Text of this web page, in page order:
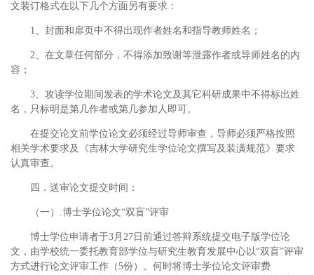
文装订格式在以下几个方面另有要求：
1、封面和扉页中不得出现作者姓名和指导教师姓名；
2、在文章任何部分，不得添加致谢等泄露作者或导师姓名的内
容；
3、攻读学位期间发表的学术论文及其它科研成果中不得标出姓
名，只标明是第几作者或第几参加人即可。
在提交论文前学位论文必须经过导师审查，导师必须严格按照
相关学术要求及《吉林大学研究生学位论文撰写及装潢规范》要求
认真审查。
四．送审论文提交时间：
（一）.博士学位论文“双盲”评审
博士学位申请者于3月27日前通过答辩系统提交电子版学位论
文，由学校统一委托教育部学位与研究生教育发展中心以“双盲”评审
方式进行论文评审工作（5份）。何时将博士学位论文评审费